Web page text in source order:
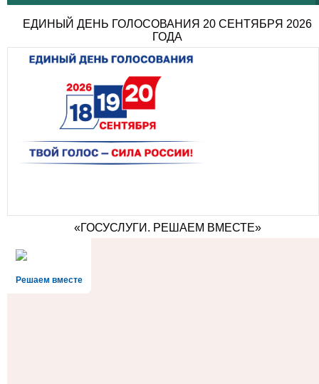
ЕДИНЫЙ ДЕНЬ ГОЛОСОВАНИЯ 20 СЕНТЯБРЯ 2026
ГОДА
«ГОСУСЛУГИ. РЕШАЕМ ВМЕСТЕ»
Решаем вместе